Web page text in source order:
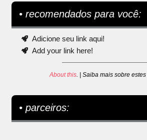
• recomendados para você:
Adicione seu link aqui!
Add your link here!
About this. | Saiba mais sobre
• parceiros: